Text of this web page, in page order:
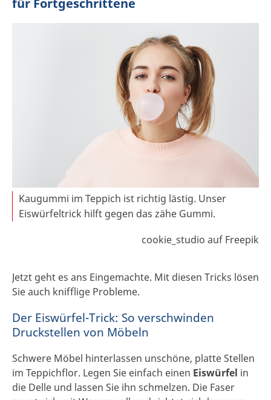
für Fortgeschrittene
Kaugummi im Teppich ist richtig lästig. Unser
Eiswürfeltrick hilft gegen das zähe Gummi.
cookie_studio auf Freepik
Jetzt geht es ans Eingemachte. Mit diesen Tricks lösen
Sie auch knifflige Probleme.
Der Eiswürfel-Trick: So verschwinden
Druckstellen von Möbeln
Schwere Möbel hinterlassen unschöne, platte Stellen
im Teppichflor. Legen Sie einfach einen Eiswürfel in
die Delle und lassen Sie ihn schmelzen. Die Faser